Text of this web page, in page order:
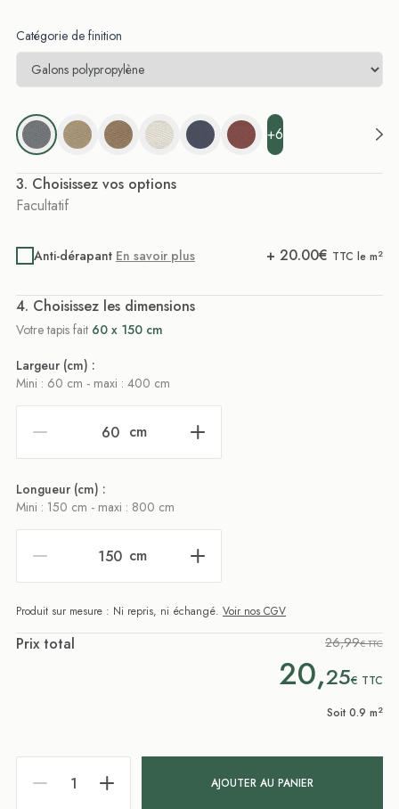
Catégorie de finition
+6
. Choisissez vos options
Facultatif
Anti-dérapant En savoir plus + 20.00€ TTC le m2
. Choisissez les dimensions
Votre tapis fait 60 x 150 cm
Largeur (cm) :
Mini : 60 cm - maxi : 400 cm
cm
Longueur (cm) :
Mini : 150 cm - maxi : 800 cm
cm
Produit sur mesure : Ni repris, ni échangé. Voir nos CGV
Prix total 26,99€ TTC
20,25€ TTC
Soit 0.9 m2
AJOUTER AU PANIER